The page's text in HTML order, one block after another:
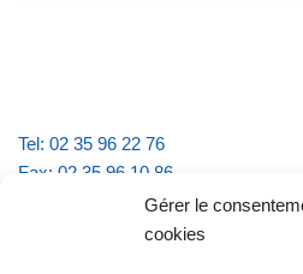
Gérer le
cookies
Tel: 02 35 96 22 76
Fax: 02 35 96 10 86
Email :